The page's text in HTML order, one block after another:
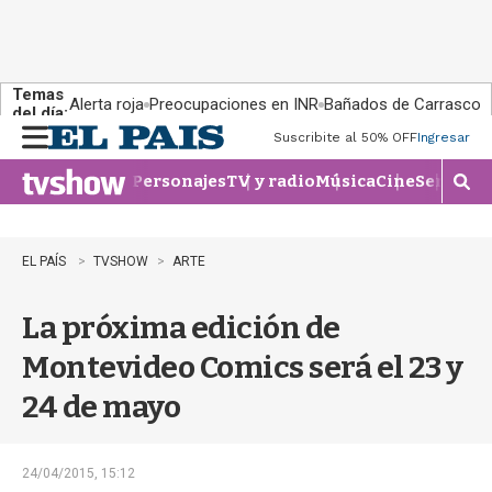
Temas
del día:Alerta roja Preocupaciones en INR Bañados de Carrasco
n
u
Suscribite al 50% OFFIngresar
PersonajesTV y radioMúsicaCineSeries
M
o
�
EL PAÍS TVSHOW ARTE
La próxima edición de
Montevideo Comics será el 23 y
24 de mayo
24/04/2015, 15:12